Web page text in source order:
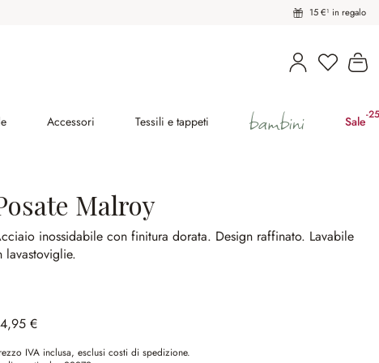
15 €¹ in regalo
Il
Accessori Tessili e tappeti bambini Sale-
Malroy
inossidabile con finitura dorata. Design raffinato. Lavabile
lavastoviglie.
€
IVA inclusa, esclusi costi di spedizione.